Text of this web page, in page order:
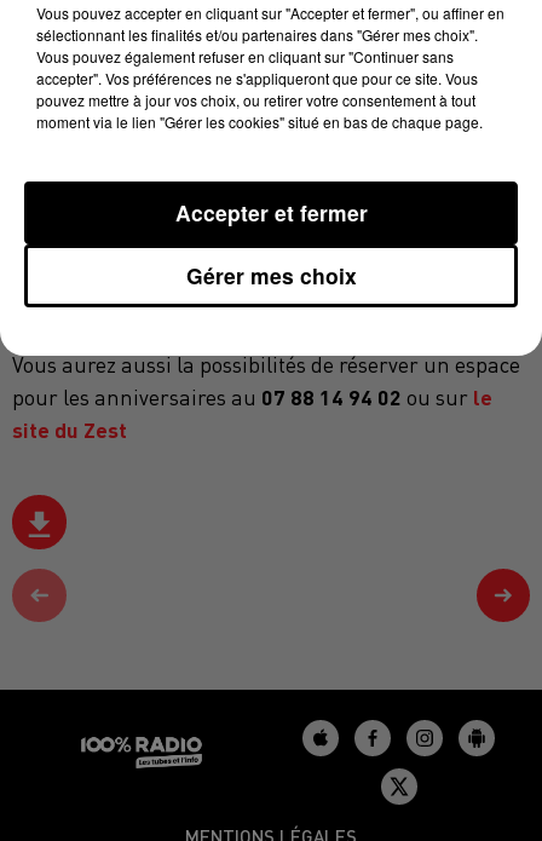
organise Le 3 ème parc des enfantsdu 18 février au 2
Mars de 10h à 18havec :
Des espaces pour les tous petits
Ateliers créatifs
Vous aurez aussi la possibilités de réserver un espace
pour les anniversaires au 07 88 14 94 02 ou sur le
site du Zest
MENTIONS LÉGALES
Vous pouvez accepter en cliquant sur "Accepter et fermer", ou affiner en
sélectionnant les finalités et/ou partenaires dans "Gérer mes choix".
Vous pouvez également refuser en cliquant sur "Continuer sans
accepter". Vos préférences ne s'appliqueront que pour ce site. Vous
pouvez mettre à jour vos choix, ou retirer votre consentement à tout
moment via le lien "Gérer les cookies" situé en bas de chaque page.
Gérer mes choix
Accepter et fermer